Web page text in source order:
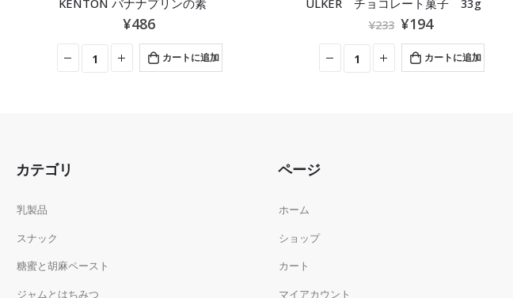
¥486
カートに追加
¥233 ¥194
カートに追加
カテゴリ
乳製品
スナック
糖蜜と胡麻ペースト
ジャムとはちみつ
ページ
ホーム
ショップ
カート
マイアカウント